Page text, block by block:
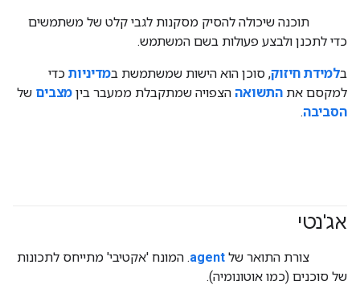
תוכנה שיכולה להסיק מסקנות לגבי קלט של משתמשים
כדי לתכנן ולבצע פעולות בשם המשתמש.
בלמידת חיזוק, סוכן הוא הישות שמשתמשת במדיניות כדי
למקסם את התשואה הצפויה שמתקבלת ממעבר בין מצבים של
הסביבה.
אג'נטי
#generativeAI #agent
צורת התואר של agent. המונח 'אקטיבי' מתייחס לתכונות
של סוכנים (כמו אוטונומיה).